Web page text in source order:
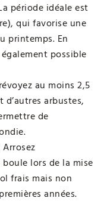
période idéale est
qui favorise une
printemps. En
possible
au moins 2,5
arbustes,
de
Arrosez
lors de la mise
frais mais non
années.